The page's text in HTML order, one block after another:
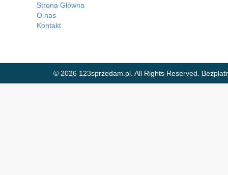
Strona Główna
O nas
Kontakt
© 2026 123sprzedam.pl. All Rights Reserved.